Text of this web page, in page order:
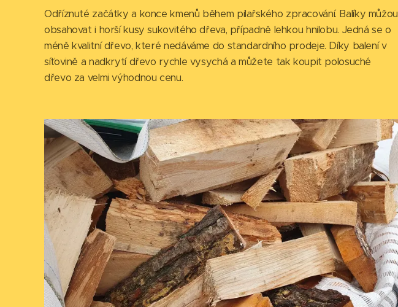
Odříznuté začátky a konce kmenů během pilařského zpracování. Balíky můžou
obsahovat i horší kusy sukovitého dřeva, případně lehkou hnilobu. Jedná se o
méně kvalitní dřevo, které nedáváme do standardního prodeje. Díky balení v
síťovině a nadkrytí dřevo rychle vysychá a můžete tak koupit polosuché
dřevo za velmi výhodnou cenu.